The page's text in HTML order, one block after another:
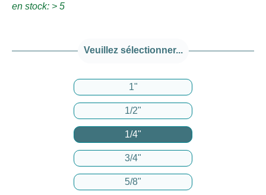
en stock: > 5
Veuillez sélectionner...
1"
1/2"
1/4"
3/4"
5/8"